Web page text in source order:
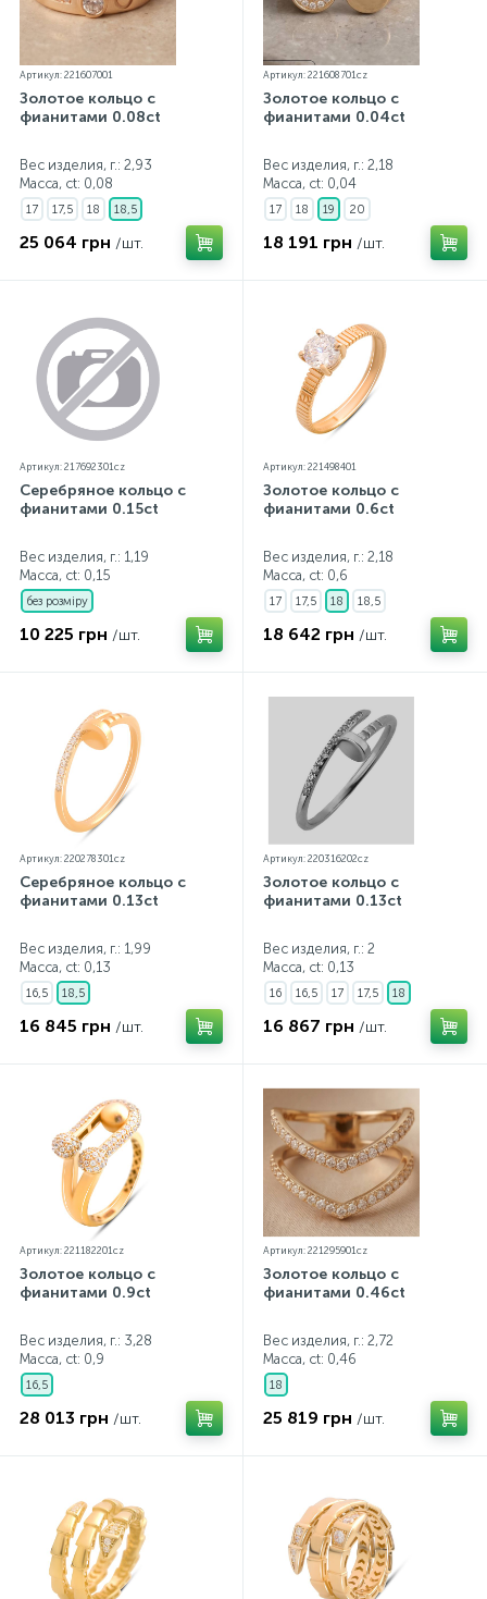
Артикул: 221607001
Золотое кольцо с
фианитами 0.08ct
Вес изделия, г.: 2,93
Масса, ct: 0,08
17 17,5 18 18,5
25 064 грн /шт.
Артикул: 221608701cz
Золотое кольцо с
фианитами 0.04ct
Вес изделия, г.: 2,18
Масса, ct: 0,04
17 18 19 20
18 191 грн /шт.
Артикул: 217692301cz
Серебряное кольцо с
фианитами 0.15ct
Вес изделия, г.: 1,19
Масса, ct: 0,15
без розміру
10 225 грн /шт.
Артикул: 221498401
Золотое кольцо с
фианитами 0.6ct
Вес изделия, г.: 2,18
Масса, ct: 0,6
17 17,5 18 18,5
18 642 грн /шт.
Артикул: 220278301cz
Серебряное кольцо с
фианитами 0.13ct
Вес изделия, г.: 1,99
Масса, ct: 0,13
16,5 18,5
16 845 грн /шт.
Артикул: 220316202cz
Золотое кольцо с
фианитами 0.13ct
Вес изделия, г.: 2
Масса, ct: 0,13
16 16,5 17 17,5 18
16 867 грн /шт.
Артикул: 221182201cz
Золотое кольцо с
фианитами 0.9ct
Вес изделия, г.: 3,28
Масса, ct: 0,9
16,5
28 013 грн /шт.
Артикул: 221295901cz
Золотое кольцо с
фианитами 0.46ct
Вес изделия, г.: 2,72
Масса, ct: 0,46
18
25 819 грн /шт.